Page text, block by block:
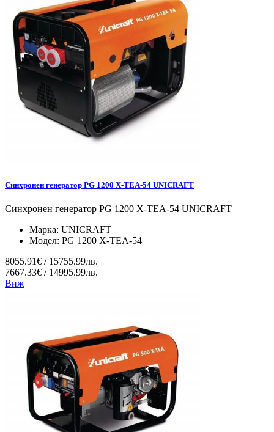
Синхронен генератор PG 1200 X-TEA-54 UNICRAFT
Синхронен генератор PG 1200 X-TEA-54 UNICRAFT
Марка: UNICRAFT
Модел: PG 1200 X-TEA-54
8055.91€ / 15755.99лв.
7667.33€ / 14995.99лв.
Виж